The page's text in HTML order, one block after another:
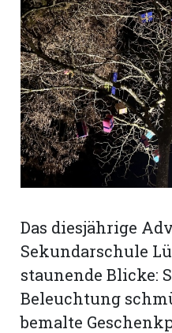
E-
Paper
App
Das diesjährige
Sekundarschule
staunende Blicke:
Beleuchtung
bemalte